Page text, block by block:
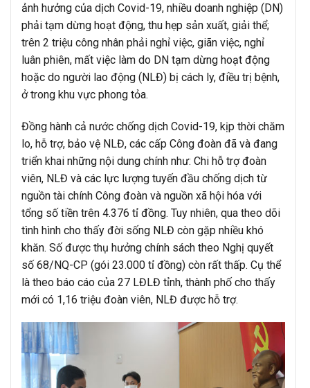
ảnh hưởng của dịch Covid-19, nhiều doanh nghiệp (DN)
phải tạm dừng hoạt động, thu hẹp sản xuất, giải thể;
trên 2 triệu công nhân phải nghỉ việc, giãn việc, nghỉ
luân phiên, mất việc làm do DN tạm dừng hoạt động
hoặc do người lao động (NLĐ) bị cách ly, điều trị bệnh,
ở trong khu vực phong tỏa.
Đồng hành cả nước chống dịch Covid-19, kịp thời chăm
lo, hỗ trợ, bảo vệ NLĐ, các cấp Công đoàn đã và đang
triển khai những nội dung chính như: Chi hỗ trợ đoàn
viên, NLĐ và các lực lượng tuyến đầu chống dịch từ
nguồn tài chính Công đoàn và nguồn xã hội hóa với
tổng số tiền trên 4.376 tỉ đồng. Tuy nhiên, qua theo dõi
tình hình cho thấy đời sống NLĐ còn gặp nhiều khó
khăn. Số được thụ hưởng chính sách theo Nghị quyết
số 68/NQ-CP (gói 23.000 tỉ đồng) còn rất thấp. Cụ thể
là theo báo cáo của 27 LĐLĐ tỉnh, thành phố cho thấy
mới có 1,16 triệu đoàn viên, NLĐ được hỗ trợ.